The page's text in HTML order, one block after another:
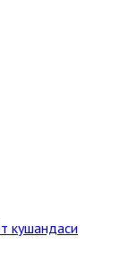
кушандаси